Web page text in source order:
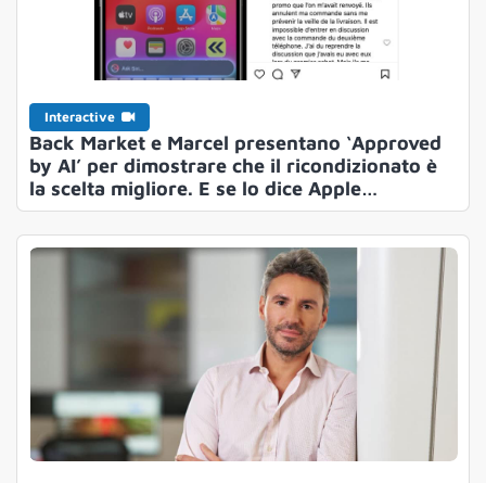
Interactive
Back Market e Marcel presentano ‘Approved
by AI’ per dimostrare che il ricondizionato è
la scelta migliore. E se lo dice Apple…